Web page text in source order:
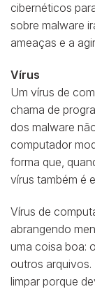
cibernéticos
sobre malware
ameaças e a
Vírus
Um vírus de
chama de
dos malware
computador
forma que,
vírus também é
Vírus de
abrangendo
uma coisa boa:
outros
limpar porque